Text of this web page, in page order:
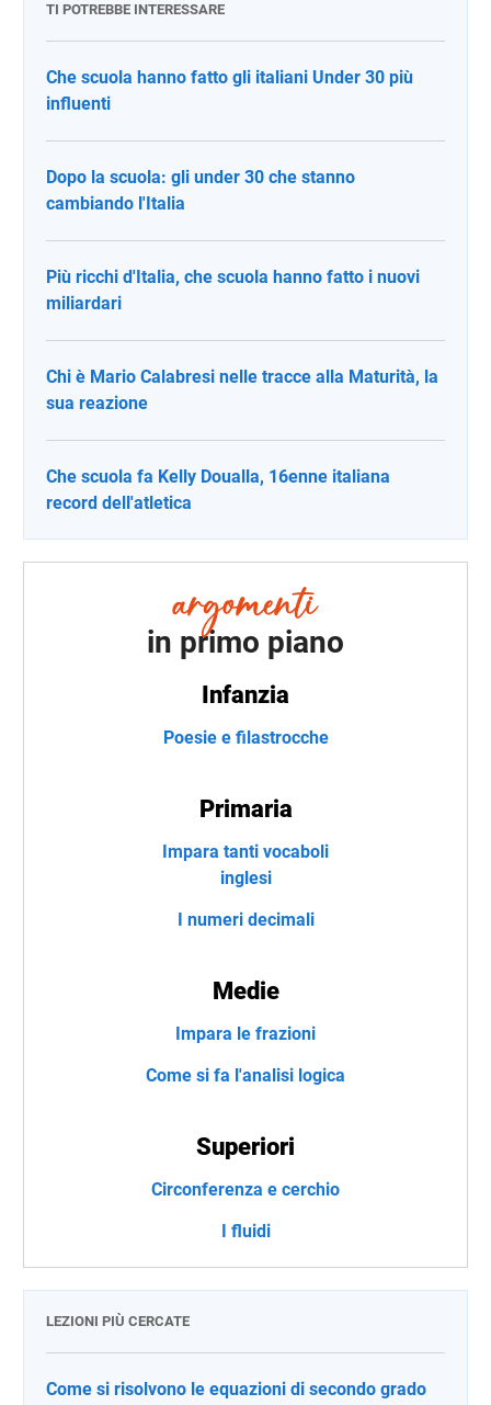
TI POTREBBE INTERESSARE
Che scuola hanno fatto gli italiani Under 30 più
influenti
Dopo la scuola: gli under 30 che stanno
cambiando l'Italia
Più ricchi d'Italia, che scuola hanno fatto i nuovi
miliardari
Chi è Mario Calabresi nelle tracce alla Maturità, la
sua reazione
Che scuola fa Kelly Doualla, 16enne italiana
record dell'atletica
in primo piano
Infanzia
Poesie e filastrocche
Primaria
Impara tanti vocaboli
inglesi
I numeri decimali
Medie
Impara le frazioni
Come si fa l'analisi logica
Superiori
Circonferenza e cerchio
I fluidi
LEZIONI PIÙ CERCATE
Come si risolvono le equazioni di secondo grado